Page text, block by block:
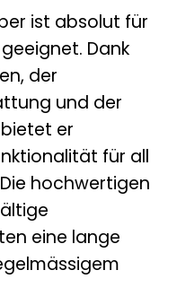
ist absolut für
Dank
der
und der
er
für all
hochwertigen
eine lange